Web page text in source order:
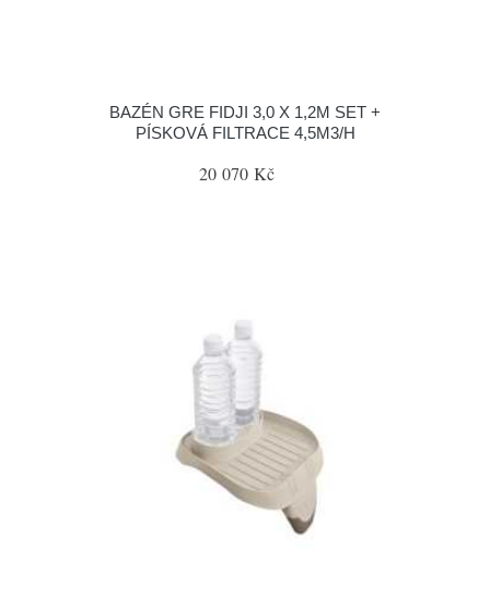
BAZÉN GRE FIDJI 3,0 X 1,2M SET +
PÍSKOVÁ FILTRACE 4,5M3/H
20 070 Kč